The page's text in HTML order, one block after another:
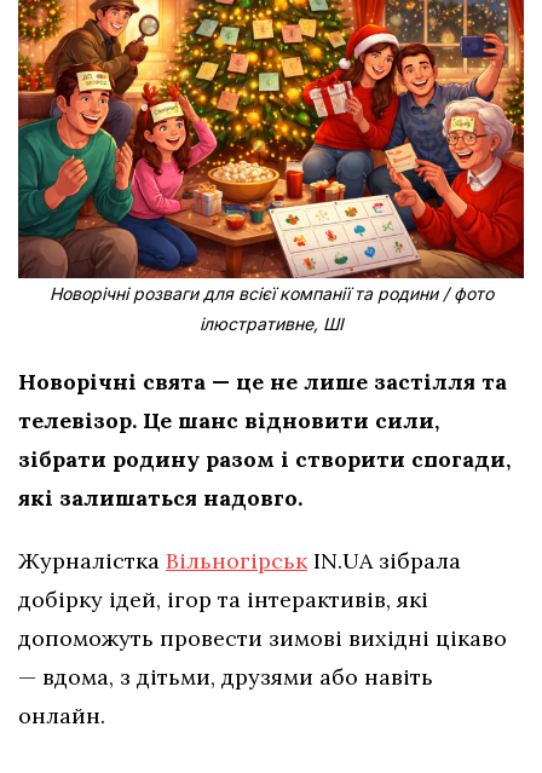
Новорічні розваги для всієї компанії та родини / фото
ілюстративне, ШІ
Новорічні свята — це не лише застілля та
телевізор. Це шанс відновити сили,
зібрати родину разом і створити спогади,
які залишаться надовго.
Журналістка ВільногірськIN.UA зібрала
добірку ідей, ігор та інтерактивів, які
допоможуть провести зимові вихідні цікаво
— вдома, з дітьми, друзями або навіть
онлайн.